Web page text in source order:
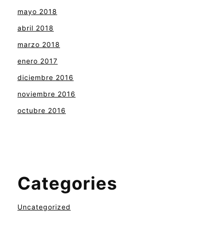
mayo 2018
abril 2018
marzo 2018
enero 2017
diciembre 2016
noviembre 2016
octubre 2016
Categories
Uncategorized